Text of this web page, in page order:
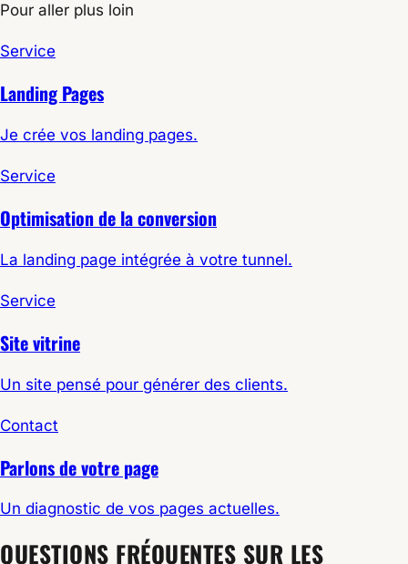
Pour aller plus loin
Service
Landing Pages
Je crée vos landing pages.
Service
Optimisation de la conversion
La landing page intégrée à votre tunnel.
Service
Site vitrine
Un site pensé pour générer des clients.
Contact
Parlons de votre page
Un diagnostic de vos pages actuelles.
QUESTIONS FRÉQUENTES SUR LES